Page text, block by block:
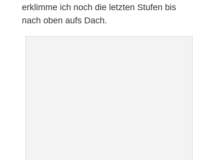
erklimme ich noch die letzten Stufen bis
nach oben aufs Dach.